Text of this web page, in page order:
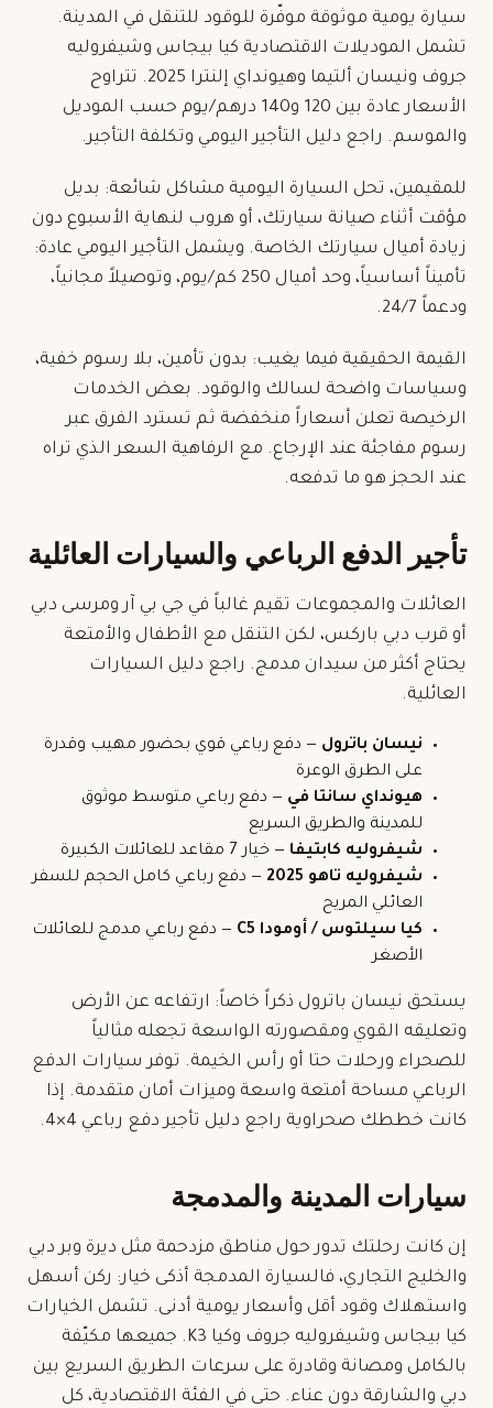
سيارة يومية موثوقة موفّرة للوقود للتنقل في المدينة.
تشمل الموديلات الاقتصادية كيا بيجاس وشيفروليه
جروف ونيسان ألتيما وهيونداي إلنترا 2025. تتراوح
الأسعار عادة بين 120 و140 درهم/يوم حسب الموديل
والموسم. راجع دليل التأجير اليومي وتكلفة التأجير.
للمقيمين، تحل السيارة اليومية مشاكل شائعة: بديل
مؤقت أثناء صيانة سيارتك، أو هروب لنهاية الأسبوع دون
زيادة أميال سيارتك الخاصة. ويشمل التأجير اليومي عادة:
تأميناً أساسياً، وحد أميال 250 كم/يوم، وتوصيلاً مجانياً،
ودعماً 24/7.
القيمة الحقيقية فيما يغيب: بدون تأمين، بلا رسوم خفية،
وسياسات واضحة لسالك والوقود. بعض الخدمات
الرخيصة تعلن أسعاراً منخفضة ثم تسترد الفرق عبر
رسوم مفاجئة عند الإرجاع. مع الرفاهية السعر الذي تراه
عند الحجز هو ما تدفعه.
تأجير الدفع الرباعي والسيارات العائلية
العائلات والمجموعات تقيم غالباً في جي بي آر ومرسى دبي
أو قرب دبي باركس، لكن التنقل مع الأطفال والأمتعة
يحتاج أكثر من سيدان مدمج. راجع دليل السيارات
العائلية.
نيسان باترول — دفع رباعي قوي بحضور مهيب وقدرة
على الطرق الوعرة
هيونداي سانتا في — دفع رباعي متوسط موثوق
للمدينة والطريق السريع
شيفروليه كابتيفا — خيار 7 مقاعد للعائلات الكبيرة
شيفروليه تاهو 2025
— دفع رباعي كامل الحجم للسفر
العائلي المريح
كيا سيلتوس / أومودا C5
— دفع رباعي مدمج للعائلات
الأصغر
يستحق نيسان باترول ذكراً خاصاً: ارتفاعه عن الأرض
وتعليقه القوي ومقصورته الواسعة تجعله مثالياً
للصحراء ورحلات حتا أو رأس الخيمة. توفر سيارات الدفع
الرباعي مساحة أمتعة واسعة وميزات أمان متقدمة. إذا
كانت خططك صحراوية راجع دليل تأجير دفع رباعي 4×4 .
سيارات المدينة والمدمجة
إن كانت رحلتك تدور حول مناطق مزدحمة مثل ديرة وبر دبي
والخليج التجاري، فالسيارة المدمجة أذكى خيار: ركن أسهل
واستهلاك وقود أقل وأسعار يومية أدنى. تشمل الخيارات
كيا بيجاس وشيفروليه جروف وكيا K3. جميعها مكيّفة
بالكامل ومصانة وقادرة على سرعات الطريق السريع بين
دبي والشارقة دون عناء. حتى في الفئة الاقتصادية، كل